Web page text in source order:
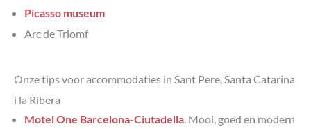
Picasso museum
Arc de Triomf
Onze tips voor accommodaties in Sant Pere, Santa Catarina
i la Ribera
Motel One Barcelona-Ciutadella. Mooi, goed en modern